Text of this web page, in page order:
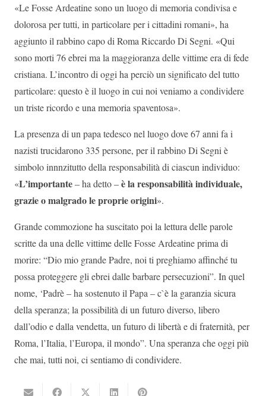
«Le Fosse Ardeatine sono un luogo di memoria condivisa e
dolorosa per tutti, in particolare per i cittadini romani», ha
aggiunto il rabbino capo di Roma Riccardo Di Segni. «Qui
sono morti 76 ebrei ma la maggioranza delle vittime era di fede
cristiana. L’incontro di oggi ha perciò un significato del tutto
particolare: questo è il luogo in cui noi veniamo a condividere
un triste ricordo e una memoria spaventosa».
La presenza di un papa tedesco nel luogo dove 67 anni fa i
nazisti trucidarono 335 persone, per il rabbino Di Segni è
simbolo innnzitutto della responsabilità di ciascun individuo:
«L’importante– ha detto –è la responsabilità individuale,
grazie o malgrado le proprie origini».
Grande commozione ha suscitato poi la lettura delle parole
scritte da una delle vittime delle Fosse Ardeatine prima di
morire: “Dio mio grande Padre, noi ti preghiamo affinché tu
possa proteggere gli ebrei dalle barbare persecuzioni”. In quel
nome, ‘Padrè – ha sostenuto il Papa – c`è la garanzia sicura
della speranza; la possibilità di un futuro diverso, libero
dall’odio e dalla vendetta, un futuro di libertà e di fraternità, per
Roma, l’Italia, l’Europa, il mondo”. Una speranza che oggi più
che mai, tutti noi, ci sentiamo di condividere.